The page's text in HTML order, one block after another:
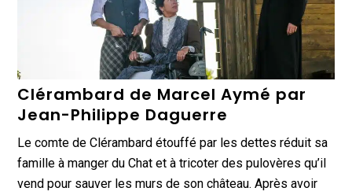
Clérambard de Marcel Aymé par
Jean-Philippe Daguerre
Le comte de Clérambard étouffé par les dettes réduit sa
famille à manger du Chat et à tricoter des pulovères qu’il
vend pour sauver les murs de son château. Après avoir